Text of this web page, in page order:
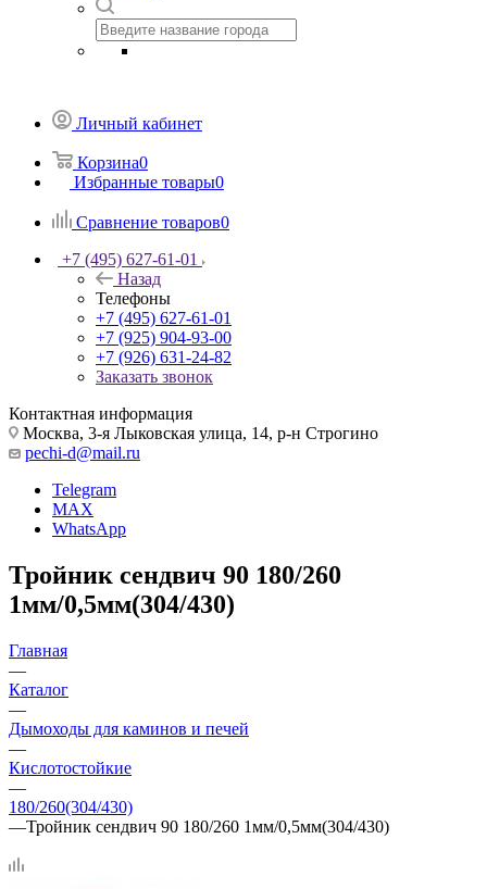
Личный кабинет
Корзина0
Избранные товары0
Сравнение товаров0
+7 (495) 627-61-01
Назад
Телефоны
+7 (495) 627-61-01
+7 (925) 904-93-00
+7 (926) 631-24-82
Заказать звонок
Контактная информация
Москва, 3-я Лыковская улица, 14, р-н Строгино
pechi-d@mail.ru
Telegram
MAX
WhatsApp
Тройник сендвич 90 180/260
1мм/0,5мм(304/430)
Главная
—
Каталог
—
Дымоходы для каминов и печей
—
Кислотостойкие
—
180/260(304/430)
—Тройник сендвич 90 180/260 1мм/0,5мм(304/430)